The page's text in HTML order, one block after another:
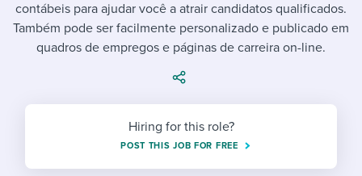
Evaluating candidates
Working together with others
Maintaining hiring pipelines
Developing & retaining people
Ensuring compliance
Job description templates
Interview question templates
Policy templates
Step-by-step tutorials
I WANT TO LEARN ABOUT...
Applying for a job
Interview process
Career development
Workable customer stories
Explore Workable
Request a demo
Start a free trial
contábeis para ajudar você a atrair candidatos qualificados.
Também pode ser facilmente personalizado e publicado em
quadros de empregos e páginas de carreira on-line.
Hiring for this role?
POST THIS JOB FOR FREE